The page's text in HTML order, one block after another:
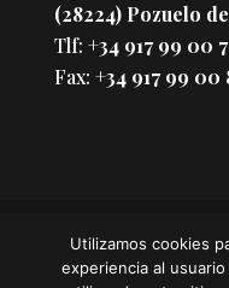
(28224) Pozuelo
Tlf: +34 917 99 00
Fax: +34 917 99 00
Copyright © 2017
Utilizamos cookies
experiencia al